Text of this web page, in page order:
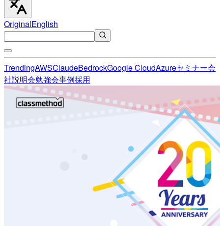
OriginalEnglish
TrendingAWSClaudeBedrockGoogle CloudAzureセミナー会
社説明会勉強会事例採用